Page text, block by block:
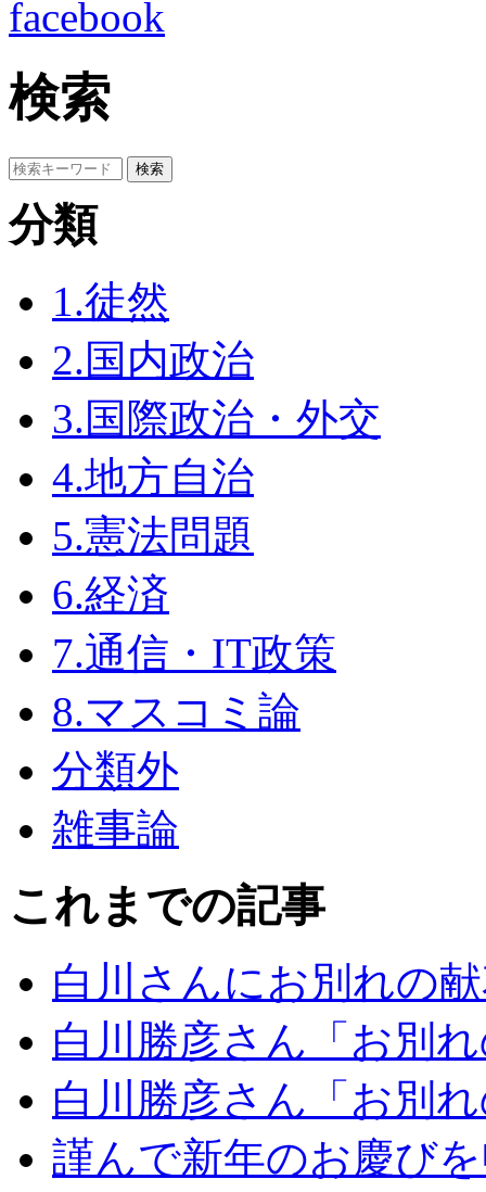
検索
分類
1.徒然
2.国内政治
3.国際政治・外交
4.地方自治
5.憲法問題
6.経済
7.通信・IT政策
8.マスコミ論
分類外
雑事論
これまでの記事
白川さんにお別れの
白川勝彦さん「お別
白川勝彦さん「お別
謹んで新年のお慶び